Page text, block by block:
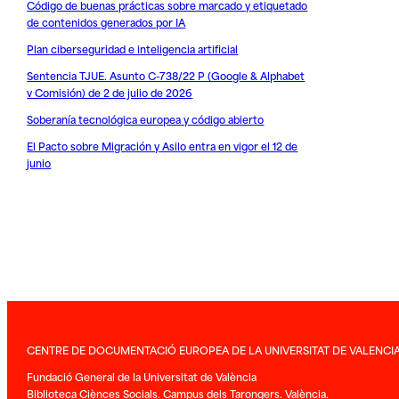
Código de buenas prácticas sobre marcado y etiquetado
de contenidos generados por IA
Plan ciberseguridad e inteligencia artificial
Sentencia TJUE. Asunto C-738/22 P (Google & Alphabet
v Comisión) de 2 de julio de 2026
Soberanía tecnológica europea y código abierto
El Pacto sobre Migración y Asilo entra en vigor el 12 de
junio
CENTRE DE DOCUMENTACIÓ EUROPEA DE LA UNIVERSITAT DE
Fundació General de la Universitat de València
Biblioteca Ciènces Socials. Campus dels Tarongers. València.